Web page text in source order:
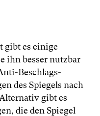
gibt es einige
ihn besser nutzbar
Beschlags-
des Spiegels nach
gibt es
die den Spiegel